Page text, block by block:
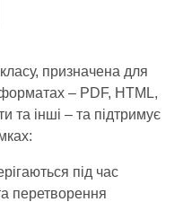
призначена для
– PDF, HTML,
та інші – та підтримує
під час
перетворення